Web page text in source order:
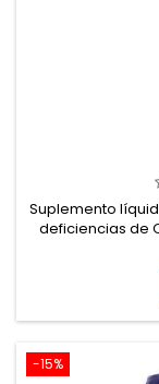
Suplemento
deficiencias de
-15%